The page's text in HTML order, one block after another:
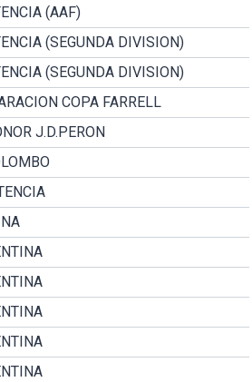
(AAF)
(SEGUNDA DIVISION)
(SEGUNDA DIVISION)
COPA FARRELL
J.D.PERON